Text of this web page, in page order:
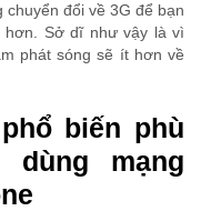
đổi về 3G để bạn
hơn. Sở dĩ như vậy là vì
phát sóng sẽ ít hơn về
biến phù
mạng